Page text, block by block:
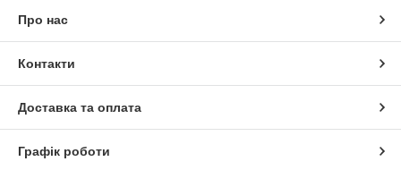
Про нас
Контакти
Доставка та оплата
Графік роботи